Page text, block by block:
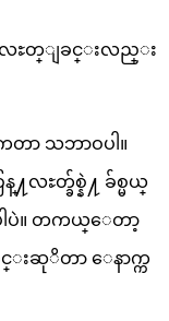
႔လႊတ္ျခင္းလည္း
တာ သဘာဝပါ။
႔လႊတ္ခ်စ္နဲ႔ ခ်စ္မယ္
ပဲ။ တကယ္ေတာ့
င္းဆုိတာ ေနာက္က